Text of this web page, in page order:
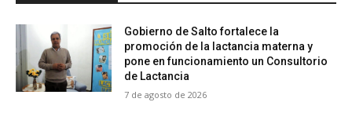
Gobierno de Salto fortalece la
promoción de la lactancia materna y
pone en funcionamiento un Consultorio
de Lactancia
7 de agosto de 2026